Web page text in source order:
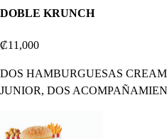
DOBLE KRUNCH
₡11,000
DOS HAMBURGUESAS
JUNIOR, DOS